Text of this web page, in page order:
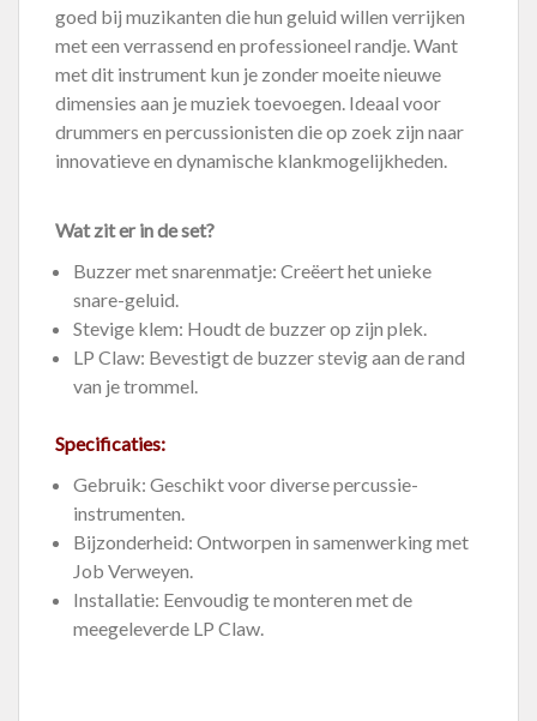
goed bij muzikanten die hun geluid willen verrijken
met een verrassend en professioneel randje. Want
met dit instrument kun je zonder moeite nieuwe
dimensies aan je muziek toevoegen. Ideaal voor
drummers en percussionisten die op zoek zijn naar
innovatieve en dynamische klankmogelijkheden.
Wat zit er in de set?
Buzzer met snarenmatje: Creëert het unieke
snare-geluid.
Stevige klem: Houdt de buzzer op zijn plek.
LP Claw: Bevestigt de buzzer stevig aan de rand
van je trommel.
Specificaties:
Gebruik: Geschikt voor diverse percussie-
instrumenten.
Bijzonderheid: Ontworpen in samenwerking met
Job Verweyen.
Installatie: Eenvoudig te monteren met de
meegeleverde LP Claw.